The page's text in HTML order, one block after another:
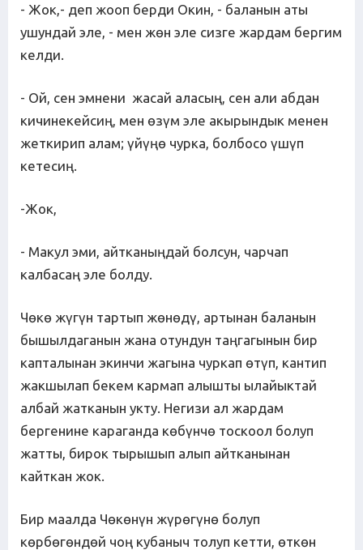
- Жок,- деп жооп берди Окин, - баланын аты
ушундай эле, - мен жөн эле сизге жардам бергим
келди.
- Ой, сен эмнени жасай аласың, сен али абдан
кичинекейсиң, мен өзүм эле акырындык менен
жеткирип алам; үйүңө чурка, болбосо үшүп
кетесиң.
-Жок,
- Макул эми, айтканыңдай болсун, чарчап
калбасаң эле болду.
Чөкө жүгүн тартып жөнөдү, артынан баланын
бышылдаганын жана отундун таңгагынын бир
капталынан экинчи жагына чуркап өтүп, кантип
жакшылап бекем кармап алышты ылайыктай
албай жатканын укту. Негизи ал жардам
бергенине караганда көбүнчө тоскоол болуп
жатты, бирок тырышып алып айтканынан
кайткан жок.
Бир маалда Чөкөнүн жүрөгүнө болуп
көрбөгөндөй чоң кубаныч толуп кетти, өткөн